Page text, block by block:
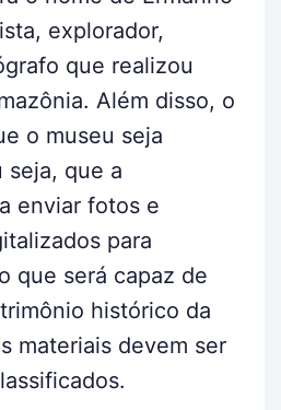
explorador,
que realizou
Além disso, o
o museu seja
seja, que a
enviar fotos e
para
que será capaz de
histórico da
materiais devem ser